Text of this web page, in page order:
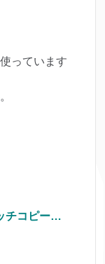
っています
チコピー…